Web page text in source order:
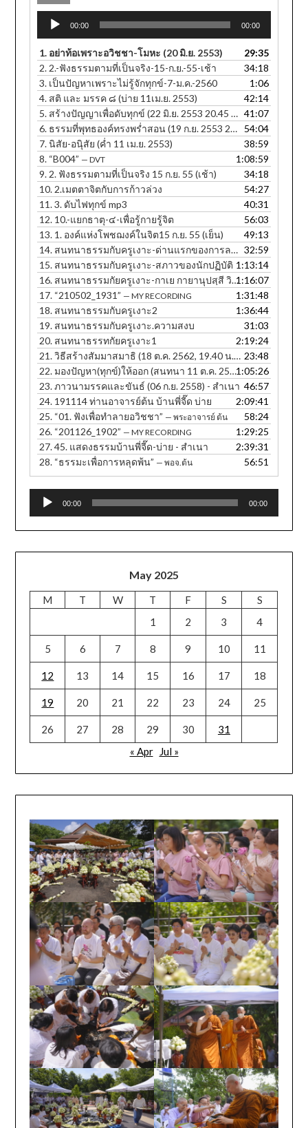
Audio
Player
00:00 00:00
1. อย่าท้อเพราะอวิชชา-โมหะ (20 มิ.ย. 2553)
29:35
2. 2.-ฟังธรรมตามที่เป็นจริง-15-ก.ย.-55-เช้า
34:18
3. เป็นปัญหาเพราะไม่รู้จักทุกข์-7-ม.ค.-2560
1:06
4. สติ และ มรรค ๘ (บ่าย 11เม.ย. 2553)
42:14
5. สร้างปัญญาเพื่อดับทุกข์ (22 มิ.ย. 2553 20.45 น.)
41:07
6. ธรรมที่พุทธองค์ทรงพร่ำสอน (19 ก.ย. 2553 20.25 น.)
54:04
7.นิสัย-อนุิสัย (ค่ำ 11 เม.ย. 2553)
38:59
8. “B004” — DVT
1:08:59
9. 2. ฟังธรรมตามที่เป็นจริง 15 ก.ย. 55 (เช้า)
34:18
10. 2.เมตตาจิตกับการก้าวล่วง
54:27
11.3. ดับไฟทุกข์ mp3
40:31
12. 10.-แยกธาตุ-๔-เพื่อรู้กายรู้จิต
56:03
13. 1. องค์แห่งโพชฌงค์ในจิต15 ก.ย. 55 (เย็น)
49:13
14. สนทนาธรรมกับครูเงาะ-ด่านแรกของการละกิเลส
32:59
15. สนทนาธรรมกับครูเงาะ-สภาวของนักปฏิบัติ 1:13:14
16. สนทนาธรรมกัยครูเงาะ-กาเย กายานุปสฺสี วิหรติ 1:16:07
17. “210502_1931” — MY RECORDING
1:31:48
18. สนทนาธรรมกับครูเงาะ2
1:36:44
19. สนทนาธรรมกับครูเงาะ.ความสงบ
31:03
20. สนทนาธรรทกัยครูเงาะ1
2:19:24
21.วิธีสร้างสัมมาสมาธิ (18 ต.ค. 2562, 19.40 น. ภาษาอีสาน)
23:48
22. มองปัญหา(ทุกข์)ให้ออก (สนทนา 11 ต.ค. 2560, 12.30 น.) - สำเนา 1:05:26
23.ภาวนามรรคและขันธ์ (06 ก.ย. 2558) - สำเนา 46:57
24. 191114 ท่านอาจารย์ต้น บ้านพี่จี๊ด บ่าย
2:09:41
25. “01. ฟังเพื่อทำลายอวิชชา” — พระอาจารย์ ต้น
58:24
26. “201126_1902” — MY RECORDING
1:29:25
27.45. แสดงธรรมบ้านพี่จี๊ด-บ่าย - สำเนา
2:39:31
28. “ธรรมะเพื่อการหลุดพ้น” — พอจ.ต้น 56:51
Audio
00:00 00:00
May 2025
M T W T F S
S
1
2 3 4
5 6 7 8 9 10 11
12 13 14 15 16 17 18
19 20 21 22 23 24 25
26 27 28 29 30
31
« Apr
Jul »